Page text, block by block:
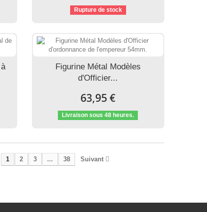
Rupture de stock
Figurine Métal Modèles
d'Officier...
63,95 €
Livraison sous 48 heures.
1 2 3 ... 38 Suivant